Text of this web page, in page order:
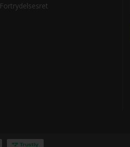
Fortrydelsesret